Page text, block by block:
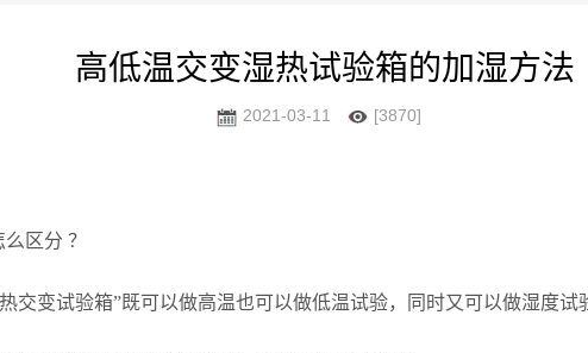
高低温交变湿热试验箱的加湿方法
2021-03-11 [3870]
么区分 ？
交变试验箱”既可以做高温也可以做低温试验，同时又可以做湿度试